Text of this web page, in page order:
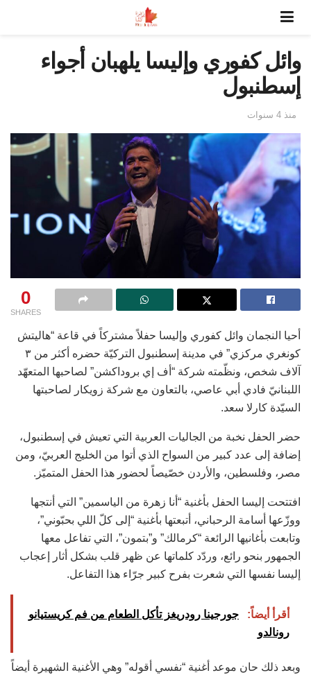
وائل كفوري وإليسا يلهبان أجواء
إسطنبول
منذ 4 سنوات
0
SHARES
أحيا النجمان وائل كفوري وإليسا حفلاً مشتركاً في قاعة “هاليتش
كونغري مركزي” في مدينة إسطنبول التركيّة حضره أكثر من ٣
آلاف شخص، ونظّمته شركة “أف إي بروداكشن” لصاحبها المتعهّد
اللبنانيّ فادي أبي عاصي، بالتعاون مع شركة زويكار لصاحبتها
السيّدة كارلا سعد.
حضر الحفل نخبة من الجاليات العربية التي تعيش في إسطنبول،
إضافة إلى عدد كبير من السواح الذي أتوا من الخليج العربيّ، ومن
مصر، وفلسطين، والأردن خصّيصاً لحضور هذا الحفل المتميّز.
افتتحت إليسا الحفل بأغنية “أنا زهرة من الياسمين” التي أنتجها
ووزّعها أسامة الرحباني، أتبعتها بأغنية “إلى كلّ اللي بحبّوني”،
وتابعت بأغانيها الرائعة “كرمالك” و”بتمون”، التي تفاعل معها
الجمهور بنحو رائع، وردّد كلماتها عن ظهر قلب بشكل أثار إعجاب
إليسا نفسها التي شعرت بفرح كبير جرّاء هذا التفاعل.
أقرأ أيضاً:
جورجينا رودريغز تأكل الطعام من فم كريستيانو
رونالدو
وبعد ذلك حان موعد أغنية “نفسي أقوله” وهي الأغنية الشهيرة أيضاً